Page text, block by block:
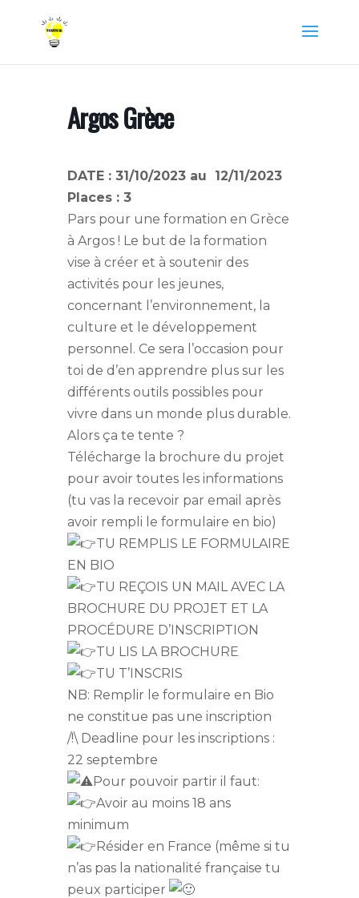
Argos Grèce
DATE : 31/10/2023 au 12/11/2023
Places : 3
Pars pour une formation en Grèce
à Argos ! Le but de la formation
vise à créer et à soutenir des
activités pour les jeunes,
concernant l’environnement, la
culture et le développement
personnel. Ce sera l’occasion pour
toi de d’en apprendre plus sur les
différents outils possibles pour
vivre dans un monde plus durable.
Alors ça te tente ?
Télécharge la brochure du projet
pour avoir toutes les informations
(tu vas la recevoir par email après
avoir rempli le formulaire en bio)
TU REMPLIS LE FORMULAIRE
EN BIO
TU REÇOIS UN MAIL AVEC LA
BROCHURE DU PROJET ET LA
PROCÉDURE D’INSCRIPTION
TU LIS LA BROCHURE
TU T’INSCRIS
NB: Remplir le formulaire en Bio
ne constitue pas une inscription
/!\ Deadline pour les inscriptions :
22 septembre
Pour pouvoir partir il faut:
Avoir au moins 18 ans
minimum
Résider en France (même si tu
n’as pas la nationalité française tu
peux participer